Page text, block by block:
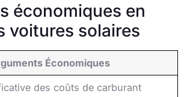
économiques en
voitures solaires
Économiques
des coûts de carburant